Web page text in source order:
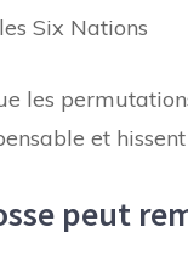
Six Nations
les
et
peut